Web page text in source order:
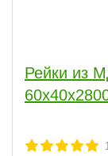
Рейки из